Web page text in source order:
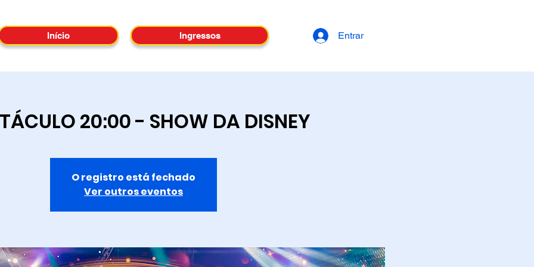
Início Ingressos Entrar
20:00 - SHOW DA DISNEY
O registro está fechado
Ver outros eventos